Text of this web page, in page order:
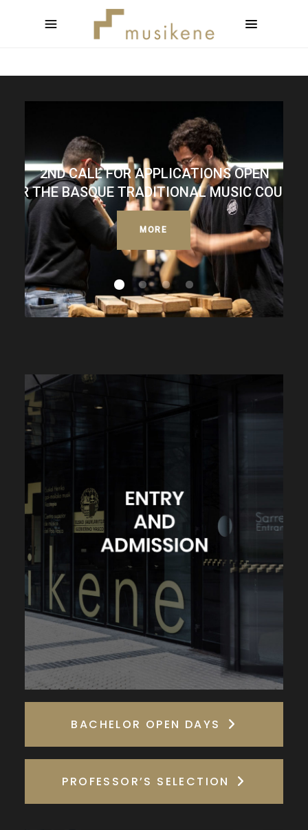
2ND CALL FOR APPLICATIONS OPEN
FOR THE BASQUE TRADITIONAL MUSIC COURSE
MORE
BACHELOR OPEN DAYS
PROFESSOR’S SELECTION